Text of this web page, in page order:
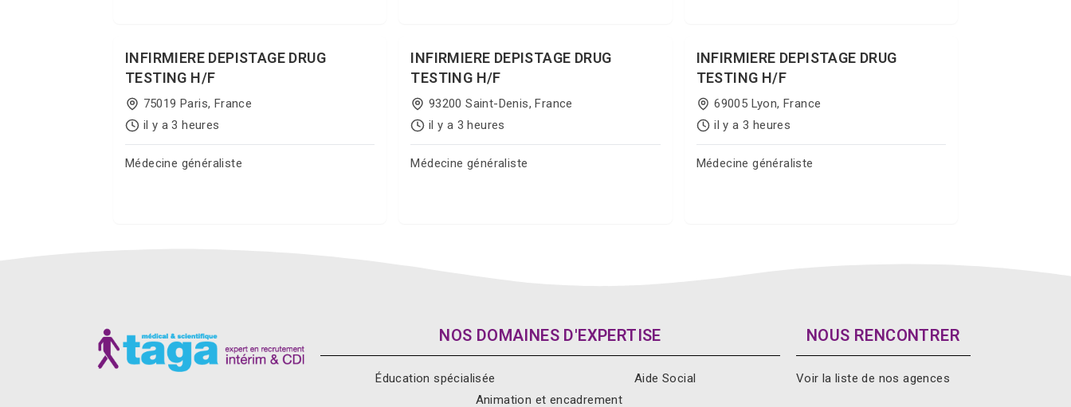
INFIRMIERE DEPISTAGE DRUG
TESTING H/F
75019 Paris, France
il y a 3 heures
Médecine généraliste
INFIRMIERE DEPISTAGE DRUG
TESTING H/F
93200 Saint-Denis, France
il y a 3 heures
Médecine généraliste
INFIRMIERE DEPISTAGE DRUG
TESTING H/F
69005 Lyon, France
il y a 3 heures
Médecine généraliste
NOS DOMAINES D'EXPERTISE
Éducation spécialisée
Aide Social
Animation et encadrement
NOUS RENCONTRER
Voir la liste de nos agences